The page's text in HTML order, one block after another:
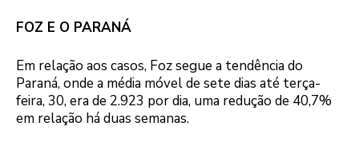
FOZ E O PARANÁ
Em relação aos casos, Foz segue a tendência do
Paraná, onde a média móvel de sete dias até terça-
feira, 30, era de 2.923 por dia, uma redução de 40,7%
em relação há duas semanas.